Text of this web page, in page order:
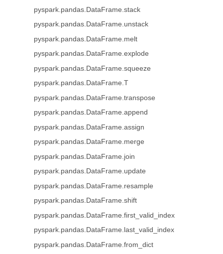
pyspark.pandas.DataFrame.stack
pyspark.pandas.DataFrame.unstack
pyspark.pandas.DataFrame.melt
pyspark.pandas.DataFrame.explode
pyspark.pandas.DataFrame.squeeze
pyspark.pandas.DataFrame.T
pyspark.pandas.DataFrame.transpose
pyspark.pandas.DataFrame.append
pyspark.pandas.DataFrame.assign
pyspark.pandas.DataFrame.merge
pyspark.pandas.DataFrame.join
pyspark.pandas.DataFrame.update
pyspark.pandas.DataFrame.resample
pyspark.pandas.DataFrame.shift
pyspark.pandas.DataFrame.first_valid_index
pyspark.pandas.DataFrame.last_valid_index
pyspark.pandas.DataFrame.from_dict